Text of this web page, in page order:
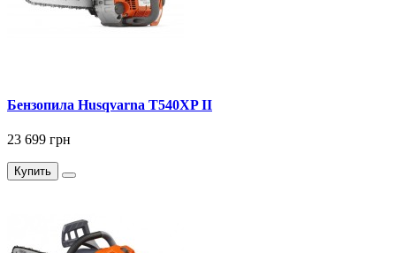
Бензопила Husqvarna T540XP II
23 699 грн
Купить